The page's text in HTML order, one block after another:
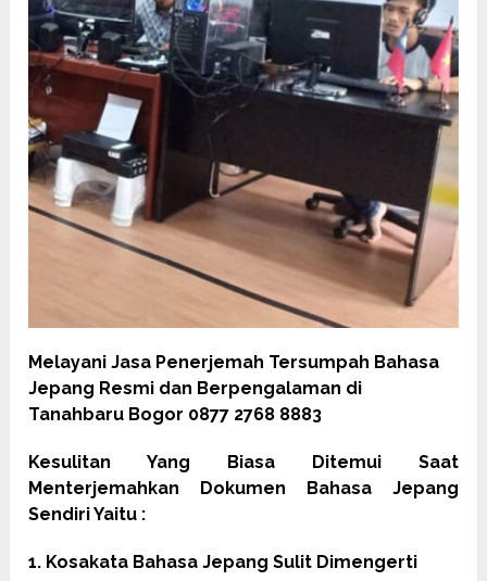
Melayani Jasa Penerjemah Tersumpah Bahasa
Jepang Resmi dan Berpengalaman di
Tanahbaru Bogor 0877 2768 8883
Kesulitan Yang Biasa Ditemui Saat
Menterjemahkan Dokumen Bahasa Jepang
Sendiri Yaitu :
1. Kosakata Bahasa Jepang Sulit Dimengerti